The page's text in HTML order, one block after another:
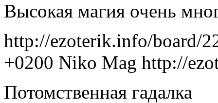
Высокая магия очень
http://ezoterik.info/board/
+0200 Niko Mag http://
Потомственная гадалка